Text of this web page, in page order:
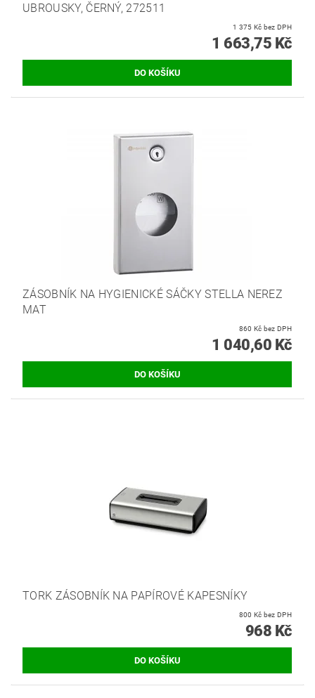
UBROUSKY, ČERNÝ, 272511
1 375 Kč bez DPH
1 663,75 Kč
ZÁSOBNÍK NA HYGIENICKÉ SÁČKY STELLA NEREZ
MAT
860 Kč bez DPH
1 040,60 Kč
TORK ZÁSOBNÍK NA PAPÍROVÉ KAPESNÍKY
800 Kč bez DPH
968 Kč